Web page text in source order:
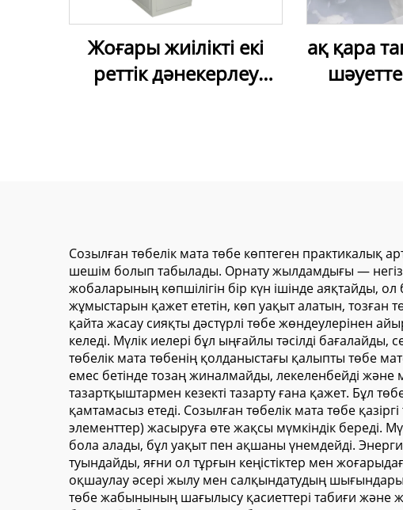
Жоғары жиілікті екі
реттік дәнекерлеу
ақ қара
Созылған төбелік мата төбе көптеген практикалық
шешім болып табылады. Орнату жылдамдығы —
жобаларының көпшілігін бір күн ішінде аяқтайды, ол
жұмыстарын қажет ететін, көп уақыт алатын, тозған
қайта жасау сияқты дәстүрлі төбе жөндеулерінен
келеді. Мүлік иелері бұл ыңғайлы тәсілді
төбелік мата төбенің қолданыстағы қалыпты төбе
емес бетінде тозаң жиналмайды, лекеленбейді
тазартқыштармен кезекті тазарту ғана қажет. Бұл
қамтамасыз етеді. Созылған төбелік мата төбе
элементтер) жасыруға өте жақсы мүмкіндік береді.
бола алады, бұл уақыт пен ақшаны үнемдейді.
туындайды, яғни ол тұрғын кеңістіктер мен
оқшаулау әсері жылу мен салқындатудың
төбе жабынының шағылысу қасиеттері табиғи және